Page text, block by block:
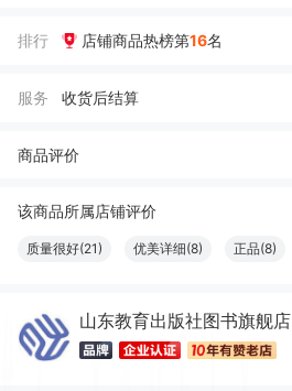
排行 店铺商品热榜第16名
服务 收货后结算
商品评价
该商品所属店铺评价
质量很好(21) 优美详细(8) 正品(8)
山东教育出版社图书旗舰店